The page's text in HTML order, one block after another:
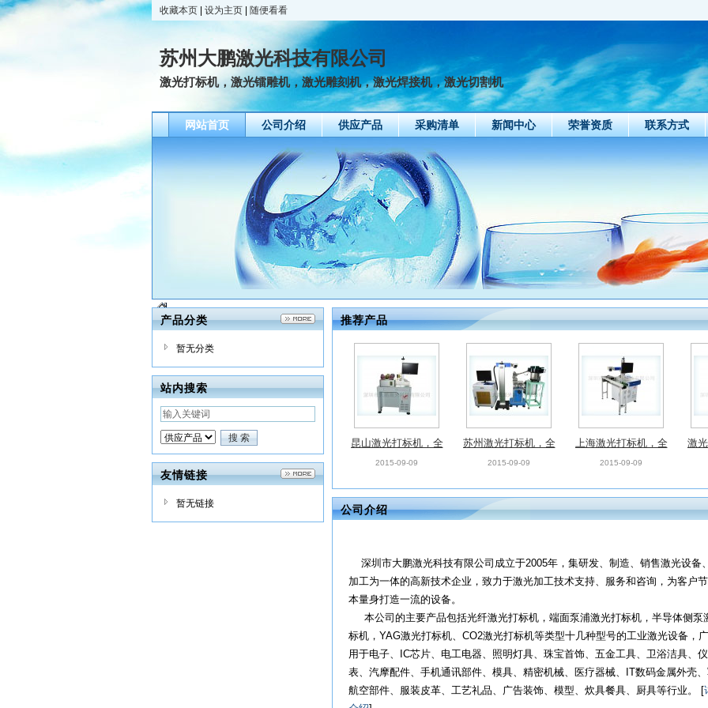
收藏本页 设为主页 随便看看
苏州大鹏激光科技有限公司
激光打标机，激光镭雕机，激光雕刻机，激光焊接机，激光切割机
网站首页 公司介绍 供应产品 采购清单 新闻中心 荣誉资质 联系方式
产品分类
暂无分类
站内搜索
友情链接
暂无链接
推荐产品
昆山激光打标机，全
新光纤激光打标机
2015-09-09
苏州激光打标机，全
新光纤激光打标机
2015-09-09
上海激光打标机，全
新光纤激光打标机
2015-09-09
激
公司介绍
深圳市大鹏激光科技有限公司成立于2005年，集研发、制造、销售激光设备
加工为一体的高新技术企业，致力于激光加工技术支持、服务和咨询，为客户
本量身打造一流的设备。
本公司的主要产品包括光纤激光打标机，端面泵浦激光打标机，半导体侧泵
标机，YAG激光打标机、CO2激光打标机等类型十几种型号的工业激光设备，
用于电子、IC芯片、电工电器、照明灯具、珠宝首饰、五金工具、卫浴洁具、
表、汽摩配件、手机通讯部件、模具、精密机械、医疗器械、IT数码金属外壳
航空部件、服装皮革、工艺礼品、广告装饰、模型、炊具餐具、厨具等行业。 [